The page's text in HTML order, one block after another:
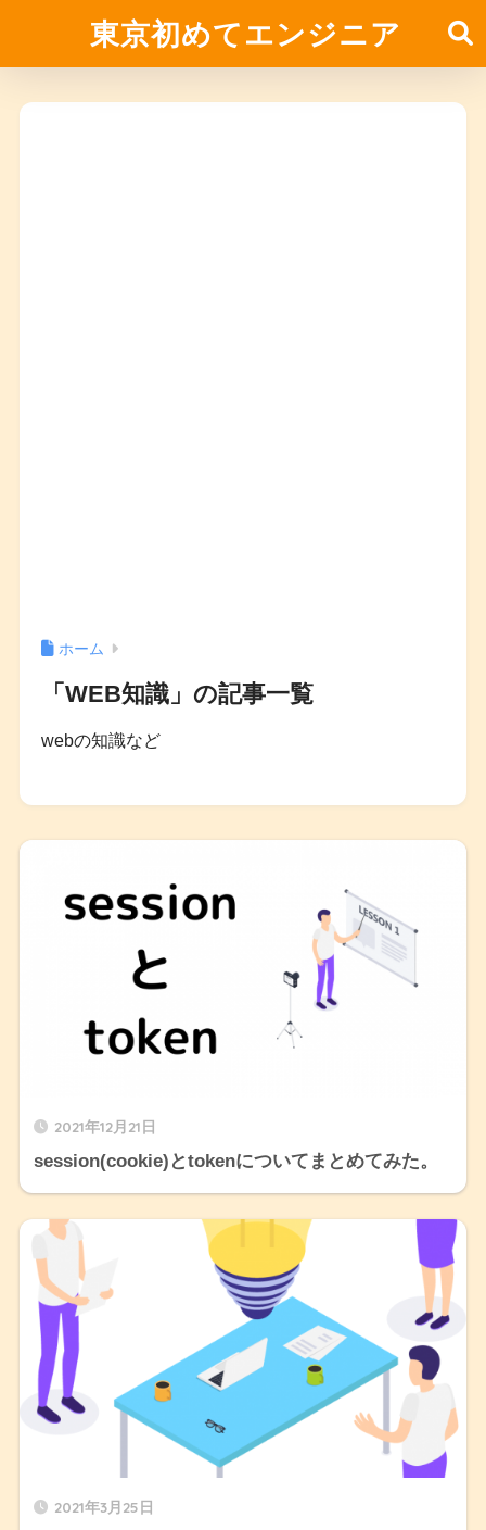
東京初めてエンジニア
ホーム
「WEB知識」の記事一覧
webの知識など
2021年12月21日
session(cookie)とtokenについてまとめてみた。
2021年3月25日